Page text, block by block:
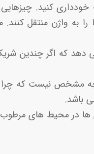
کنید. چیزهایی
به واژن منتقل
دهد که اگر چندین
مشخص نیست که
ها در محیط های